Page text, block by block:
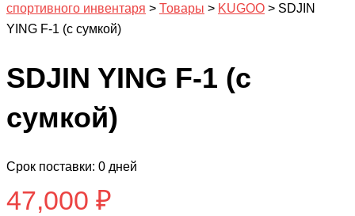
спортивного инвентаря > Товары > KUGOO > SDJIN
YING F-1 (с сумкой)
SDJIN YING F-1 (с
сумкой)
Срок поставки: 0 дней
47,000 ₽